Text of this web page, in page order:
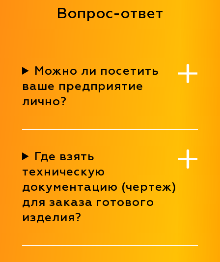
Вопрос-ответ
Можно ли посетить
ваше предприятие
лично?
Где взять
техническую
документацию (чертеж)
для заказа готового
изделия?